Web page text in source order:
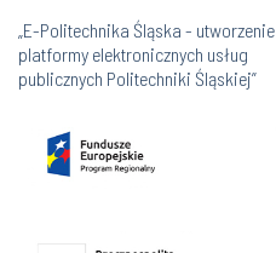
„E-Politechnika Śląska - utworzenie
platformy elektronicznych usług
publicznych Politechniki Śląskiej”